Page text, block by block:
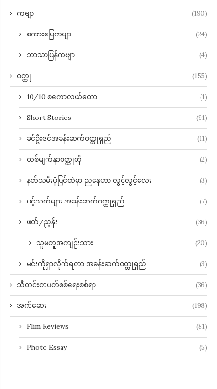
ကဗျာ (190)
စကားပြေကဗျာ (24)
ဘာသာပြန်ကဗျာ (4)
ဝတ္ထု (155)
10/10 စကောလယ်တော (1)
Short Stories (91)
ခင်ဦးဇင်အခန်းဆက်ဝတ္ထုရှည် (11)
တစ်မျက်နှာဝတ္ထုတို (2)
နတ်သမီးပုံပြင်ထဲမှာ ညနေဟာ လွင့်လွင့်လေး (3)
ပင့်သက်များ အခန်းဆက်ဝတ္ထုရှည် (7)
ဖတ်/ညွန်း (36)
သူမတူအကျဉ်းသား (20)
မင်းကိုရှာလိုက်ရတာ အခန်းဆက်ဝတ္ထုရှည် (3)
သီတင်းတပတ်စစ်ရေးစစ်ရာ (36)
အက်ဆေး (198)
Flim Reviews (81)
Photo Essay (5)